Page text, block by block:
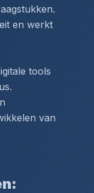
en werkt
tools
van